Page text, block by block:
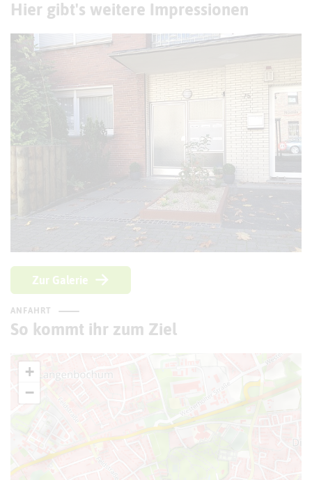
Hier gibt's weitere Impressionen
Zur Galerie
ANFAHRT
So kommt ihr zum Ziel
+
−